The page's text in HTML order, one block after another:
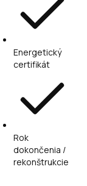
Energetický
certifikát
Rok
dokončenia /
rekonštrukcie